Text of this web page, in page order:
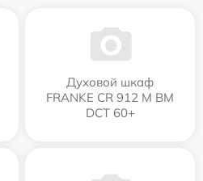
Духовой шкаф
FRANKE CR 912 M BM
DCT 60+